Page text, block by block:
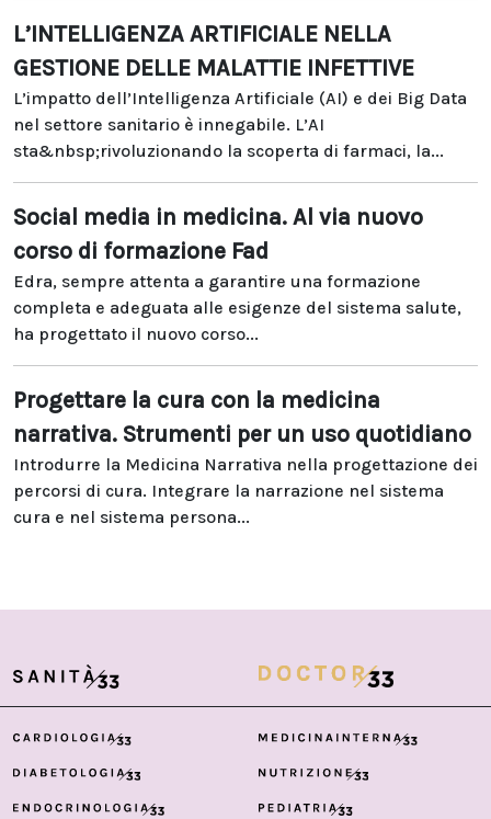
L’INTELLIGENZA ARTIFICIALE NELLA
GESTIONE DELLE MALATTIE INFETTIVE
L’impatto dell’Intelligenza Artificiale (AI) e dei Big Data
nel settore sanitario è innegabile. L’AI
sta&nbsp;rivoluzionando la scoperta di farmaci, la...
Social media in medicina. Al via nuovo
corso di formazione Fad
Edra, sempre attenta a garantire una formazione
completa e adeguata alle esigenze del sistema salute,
ha progettato il nuovo corso...
Progettare la cura con la medicina
narrativa. Strumenti per un uso quotidiano
Introdurre la Medicina Narrativa nella progettazione dei
percorsi di cura. Integrare la narrazione nel sistema
cura e nel sistema persona...